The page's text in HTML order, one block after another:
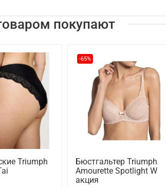
покупают
Triumph
-65%
Бюстгальтер Triumph
Amourette Spotlight W
акция